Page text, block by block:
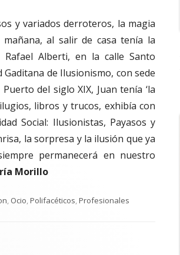
y variados derroteros, la magia
al salir de casa tenía la
Alberti, en la calle Santo
de Ilusionismo, con sede
del siglo XIX, Juan tenía ‘la
libros y trucos, exhibía con
Social: Ilusionistas, Payasos y
la sorpresa y la ilusión que ya
permanecerá en nuestro
Morillo
, Ocio,Polifacéticos,Profesionales